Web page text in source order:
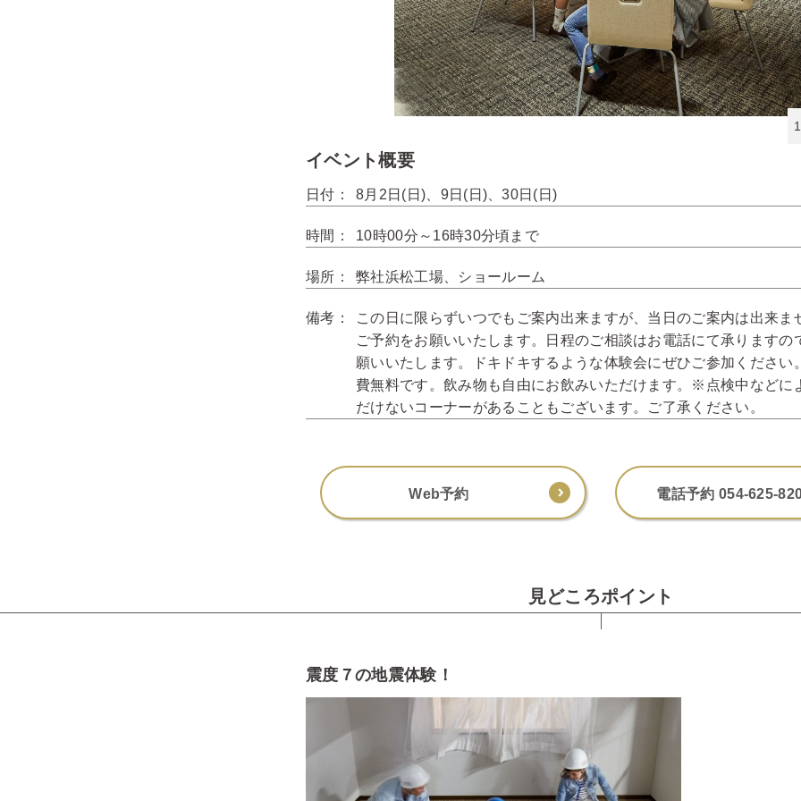
1
イベント概要
日付： 8月2日(日)、9日(日)、30日(日)
時間： 10時00分～16時30分頃まで
場所： 弊社浜松工場、ショールーム
備考：
この日に限らずいつでもご案内出来ますが、当日のご案内は出来ま
ご予約をお願いいたします。日程のご相談はお電話にて承りますの
願いいたします。ドキドキするような体験会にぜひご参加ください
費無料です。飲み物も自由にお飲みいただけます。※点検中などに
だけないコーナーがあることもございます。ご了承ください。
Web予約 電話予約 054-625-
見どころポイント
震度７の地震体験！